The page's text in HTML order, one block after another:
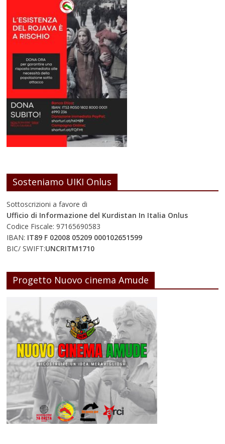
Sosteniamo UIKI Onlus
Sottoscrizioni a favore di
Ufficio di Informazione del Kurdistan In Italia Onlus
Codice Fiscale: 97165690583
IBAN: IT89 F 02008 05209 000102651599
BIC/ SWIFT:UNCRITM1710
Progetto Nuovo cinema Amude